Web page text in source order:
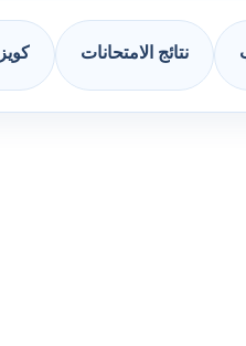
نتائج الامتحانات